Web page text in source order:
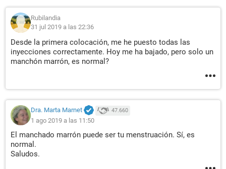
Rubilandia
31 jul 2019 a las 22:36
Desde la primera colocación, me he puesto todas las
inyecciones correctamente. Hoy me ha bajado, pero solo un
manchón marrón, es normal?
Dra. Marta Marnet 47.660
1 ago 2019 a las 11:50
El manchado marrón puede ser tu menstruación. Sí, es
normal.
Saludos.